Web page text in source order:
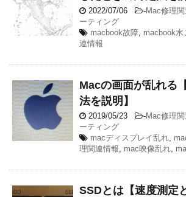
2022/07/06 -Mac修理
ーティング
macbook故障, macbook水
連情報
Macの画面が乱れる
法を説明】
2019/05/23 -Mac修理
ーティング
macディスプレイ乱れ,
理関連情報, mac映像乱れ,
SSDとは【速度測定